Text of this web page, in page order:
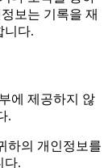
보는 기록을 재
니다.
에 제공하지 않
.
하의 개인정보를
다.